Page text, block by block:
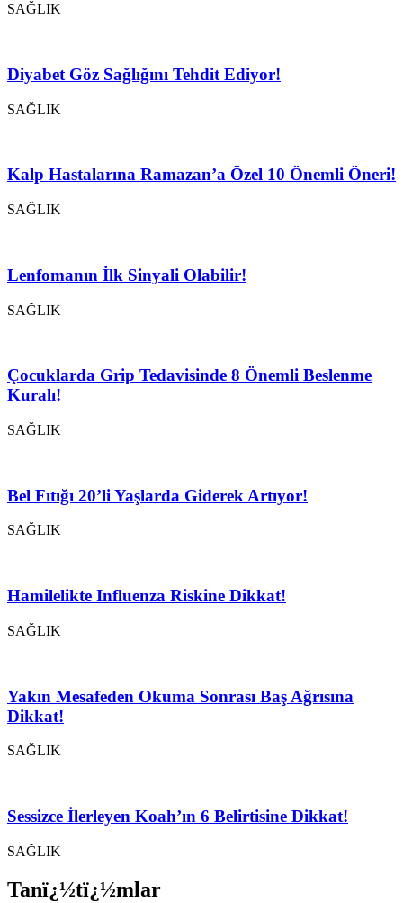
SAĞLIK
Diyabet Göz Sağlığını Tehdit Ediyor!
SAĞLIK
Kalp Hastalarına Ramazan’a Özel 10 Önemli Öneri!
SAĞLIK
Lenfomanın İlk Sinyali Olabilir!
SAĞLIK
Çocuklarda Grip Tedavisinde 8 Önemli Beslenme
Kuralı!
SAĞLIK
Bel Fıtığı 20’li Yaşlarda Giderek Artıyor!
SAĞLIK
Hamilelikte Influenza Riskine Dikkat!
SAĞLIK
Yakın Mesafeden Okuma Sonrası Baş Ağrısına
Dikkat!
SAĞLIK
Sessizce İlerleyen Koah’ın 6 Belirtisine Dikkat!
SAĞLIK
Tanï¿½tï¿½mlar